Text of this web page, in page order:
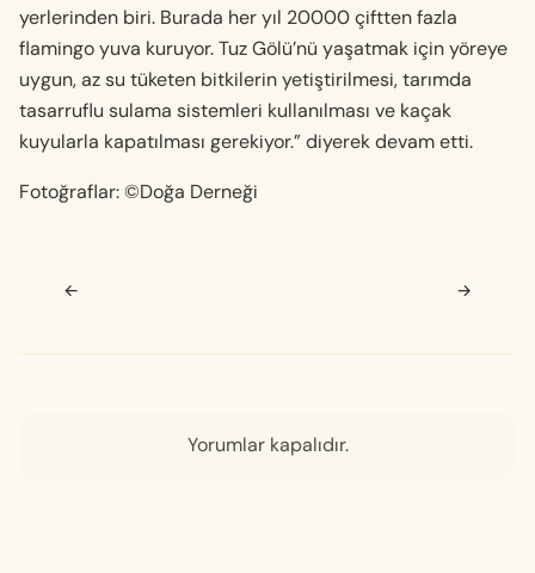
yerlerinden biri. Burada her yıl 20000 çiftten fazla
flamingo yuva kuruyor. Tuz Gölü’nü yaşatmak için yöreye
uygun, az su tüketen bitkilerin yetiştirilmesi, tarımda
tasarruflu sulama sistemleri kullanılması ve kaçak
kuyularla kapatılması gerekiyor.” diyerek devam etti.
Fotoğraflar: ©Doğa Derneği
Navigasyon sonrası
← →
Yorumlar kapalıdır.